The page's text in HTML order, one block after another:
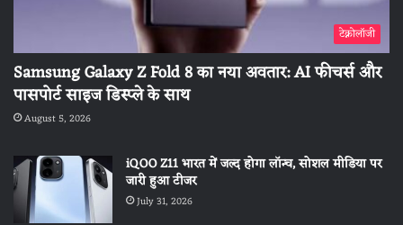
टेक्नोलॉजी
Samsung Galaxy Z Fold 8 का नया अवतार: AI फीचर्स और
पासपोर्ट साइज डिस्प्ले के साथ
August 5, 2026
iQOO Z11 भारत में जल्द होगा लॉन्च, सोशल मीडिया पर
जारी हुआ टीजर
July 31, 2026